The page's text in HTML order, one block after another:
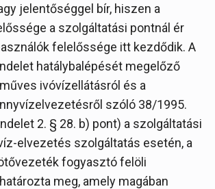
jelentőséggel bír, hiszen a
a szolgáltatási pontnál ér
felelőssége itt kezdődik. A
hatálybalépését megelőző
ivóvízellátásról és a
szóló 38/1995.
2. § 28. b) pont) a szolgáltatási
elvezetés szolgáltatás esetén, a
fogyasztó felöli
meg, amely magában